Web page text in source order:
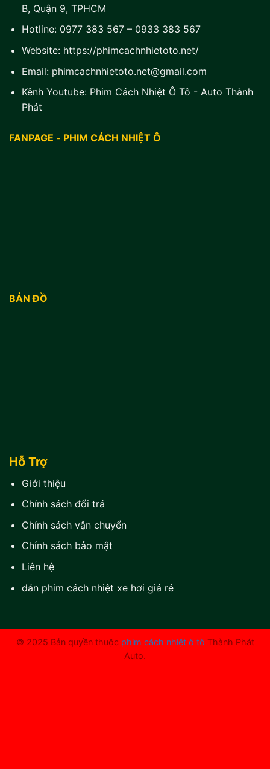
B, Quận 9, TPHCM
Hotline: 0977 383 567– 0933 383 567
Website: https://phimcachnhietoto.net/
Email: phimcachnhietoto.net@gmail.com
Kênh Youtube: Phim Cách Nhiệt Ô Tô - Auto Thành
Phát
FANPAGE - PHIM CÁCH NHIỆT Ô
BẢN ĐỒ
Hỗ Trợ
Giới thiệu
Chính sách đổi trả
Chính sách vận chuyển
Chính sách bảo mật
Liên hệ
dán phim cách nhiệt xe hơi giá rẻ
© 2025 Bản quyền thuộc phim cách nhiệt ô tô Thành Phát
Auto.